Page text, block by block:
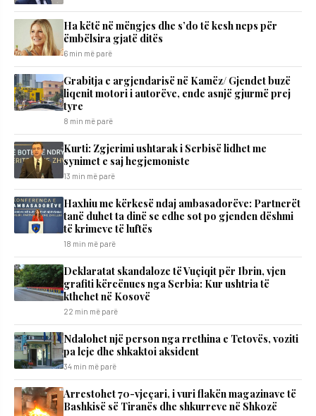
Ha këtë në mëngjes dhe s’do të kesh neps për
ëmbëlsira gjatë ditës
6 min më parë
Grabitja e argjendarisë në Kamëz/ Gjendet buzë
liqenit motori i autorëve, ende asnjë gjurmë prej
tyre
8 min më parë
Kurti: Zgjerimi ushtarak i Serbisë lidhet me
synimet e saj hegjemoniste
13 min më parë
​Haxhiu me kërkesë ndaj ambasadorëve: Partnerët
tanë duhet ta dinë se edhe sot po gjenden dëshmi
të krimeve të luftës
18 min më parë
Deklaratat skandaloze të Vuçiqit për Ibrin, vjen
grafiti kërcënues nga Serbia: Kur ushtria të
kthehet në Kosovë
22 min më parë
Ndalohet një person nga rrethina e Tetovës, voziti
pa leje dhe shkaktoi aksident
34 min më parë
Arrestohet 70-vjeçari, i vuri flakën magazinave të
Bashkisë së Tiranës dhe shkurreve në Shkozë